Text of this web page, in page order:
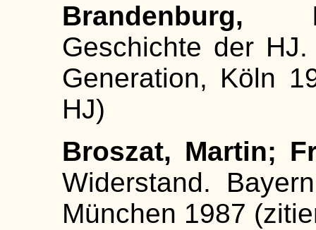
Brandenburg,
Geschichte der
Generation, Köln
HJ)
Broszat, Martin;
Widerstand.
München 1987